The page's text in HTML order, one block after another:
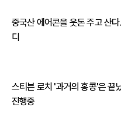
중국산 에어콘을 웃돈 주고 산
디
스티븐 로치 '과거의 홍콩'은 끝
진행중